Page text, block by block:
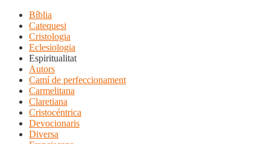
Bíblia
Catequesi
Cristologia
Eclesiologia
Espiritualitat
Autors
Camí de perfeccionament
Carmelitana
Claretiana
Cristocéntrica
Devocionaris
Diversa